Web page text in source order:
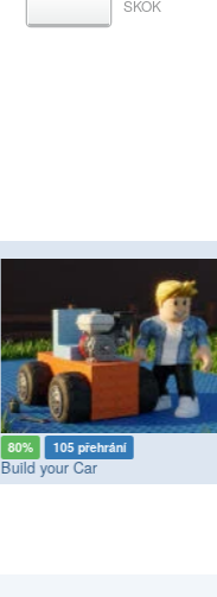
MEZERNÍKSKOK
80% 105 přehrání
Build your Car